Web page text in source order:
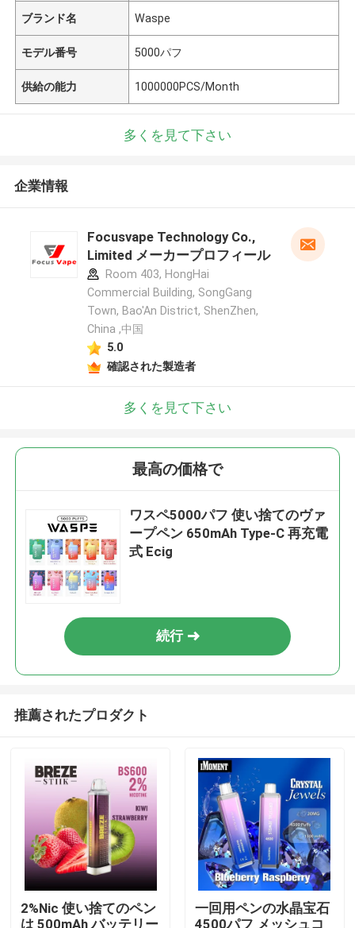
ブランド名 Waspe
モデル番号 5000パフ
供給の能力 1000000PCS/Month
多くを見て下さい
企業情報
Focusvape Technology Co.,
Limited メーカープロフィール
Room 403, HongHai
Commercial Building, SongGang
Town, Bao'An District, ShenZhen,
China ,中国
5.0
確認された製造者
多くを見て下さい
最高の価格で
ワスペ5000パフ 使い捨てのヴァ
ープペン 650mAh Type-C 再充電
式 Ecig
続行
推薦されたプロダクト
2%Nic 使い捨てのペン
は 500mAh バッテリー
一回用ペンの水晶宝石
4500パフ メッシュコ